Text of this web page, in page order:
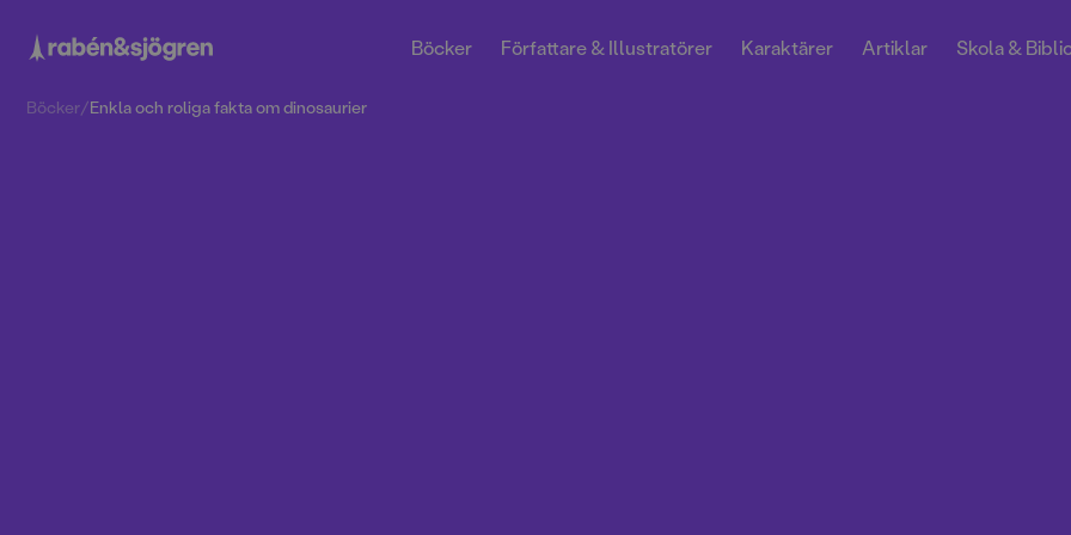
Böcker Författare & Illustratörer Karaktärer Artiklar Skola &
Böcker/Enkla och roliga fakta om dinosaurier